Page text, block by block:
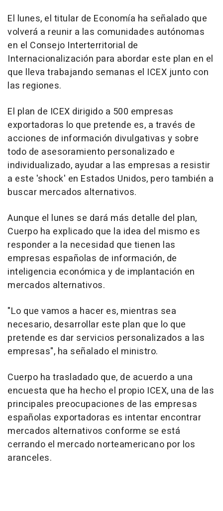
El lunes, el titular de Economía ha señalado que
volverá a reunir a las comunidades autónomas
en el Consejo Interterritorial de
Internacionalización para abordar este plan en el
que lleva trabajando semanas el ICEX junto con
las regiones.
El plan de ICEX dirigido a 500 empresas
exportadoras lo que pretende es, a través de
acciones de información divulgativas y sobre
todo de asesoramiento personalizado e
individualizado, ayudar a las empresas a resistir
a este 'shock' en Estados Unidos, pero también a
buscar mercados alternativos.
Aunque el lunes se dará más detalle del plan,
Cuerpo ha explicado que la idea del mismo es
responder a la necesidad que tienen las
empresas españolas de información, de
inteligencia económica y de implantación en
mercados alternativos.
"Lo que vamos a hacer es, mientras sea
necesario, desarrollar este plan que lo que
pretende es dar servicios personalizados a las
empresas", ha señalado el ministro.
Cuerpo ha trasladado que, de acuerdo a una
encuesta que ha hecho el propio ICEX, una de las
principales preocupaciones de las empresas
españolas exportadoras es intentar encontrar
mercados alternativos conforme se está
cerrando el mercado norteamericano por los
aranceles.